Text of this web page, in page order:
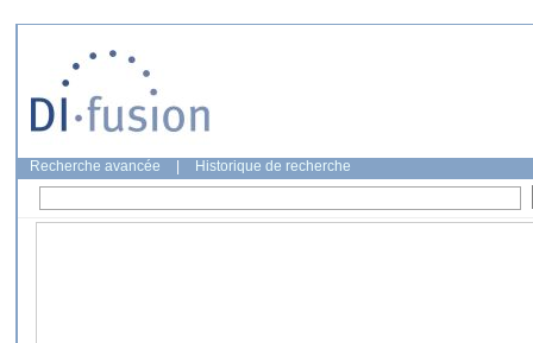
Recherche avancée Historique de recherche